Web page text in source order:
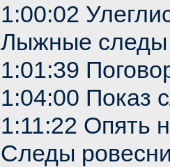
1:00:02
Лыжные следы
1:01:39
1:04:00 Показ
1:11:22 Опять
Следы